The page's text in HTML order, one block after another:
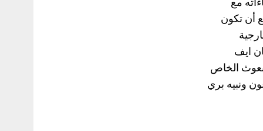
أن تكون
ايف
والمبعوث الخاص
ونبيه بري